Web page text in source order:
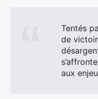
Tentés
de
aux